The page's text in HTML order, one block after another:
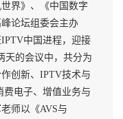
界》、《中国数字
论坛组委会主办
IPTV中国进程，迎接
天的会议中，共分为
创新、IPTV技术与
费电子、增值业务与
师以《AVS与